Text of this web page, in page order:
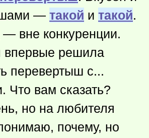
— такой и такой.
— вне конкуренции.
впервые решила
перевертыш с...
Что вам сказать?
но на любителя
почему, но